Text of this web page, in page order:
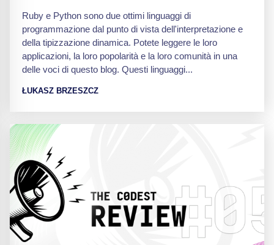
Ruby e Python sono due ottimi linguaggi di
programmazione dal punto di vista dell'interpretazione e
della tipizzazione dinamica. Potete leggere le loro
applicazioni, la loro popolarità e la loro comunità in una
delle voci di questo blog. Questi linguaggi...
ŁUKASZ BRZESZCZ